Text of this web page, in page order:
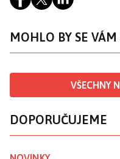
MOHLO BY SE
VŠECHNY
DOPORUČUJEME